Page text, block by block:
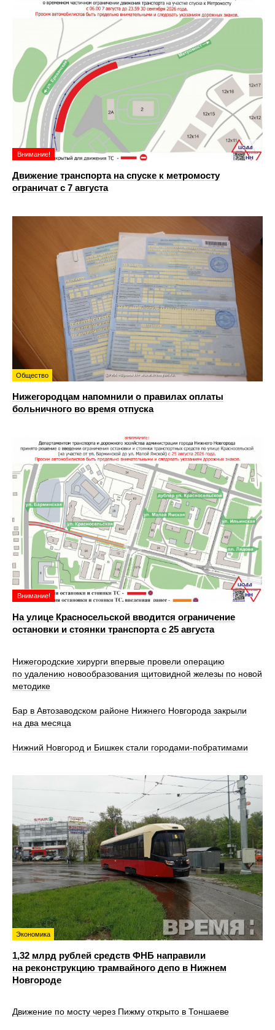
Внимание!
Движение транспорта на спуске к метромосту
ограничат с 7 августа
Общество
Нижегородцам напомнили о правилах оплаты
больничного во время отпуска
Внимание!
На улице Красносельской вводится ограничение
остановки и стоянки транспорта с 25 августа
Нижегородские хирурги впервые провели операцию
по удалению новообразования щитовидной железы по новой
методике
Бар в Автозаводском районе Нижнего Новгорода закрыли
на два месяца
Нижний Новгород и Бишкек стали городами-побратимами
Экономика
1,32 млрд рублей средств ФНБ направили
на реконструкцию трамвайного депо в Нижнем
Новгороде
Движение по мосту через Пижму открыто в Тоншаеве